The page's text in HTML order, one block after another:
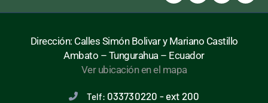
Dirección: Calles Simón Bolivar y Mariano Castillo
Ambato – Tungurahua – Ecuador
Ver ubicación en el mapa
Telf: 033730220 - ext 200